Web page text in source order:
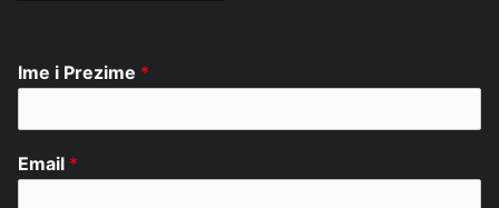
Ime i Prezime *
Email *